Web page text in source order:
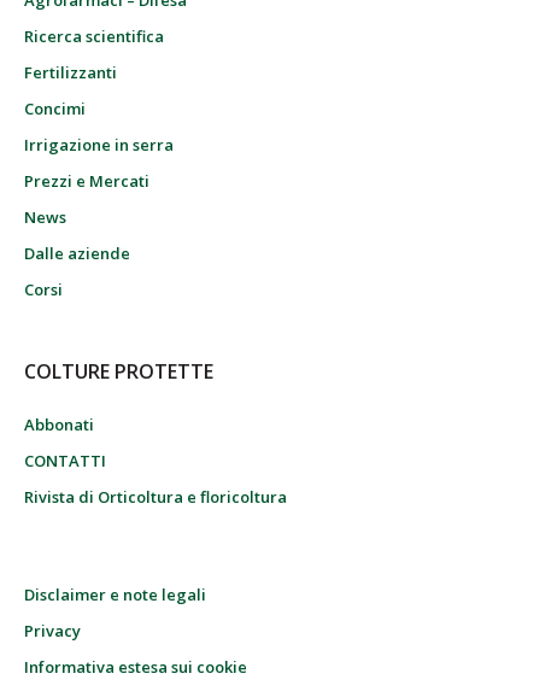
Ricerca scientifica
Fertilizzanti
Concimi
Irrigazione in serra
Prezzi e Mercati
News
Dalle aziende
Corsi
COLTURE PROTETTE
Abbonati
CONTATTI
Rivista di Orticoltura e floricoltura
Disclaimer e note legali
Privacy
Informativa estesa sui cookie